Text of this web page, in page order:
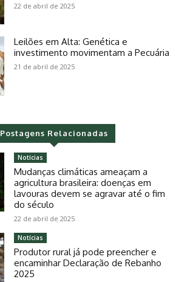
22 de abril de 2025
Leilões em Alta: Genética e
investimento movimentam a Pecuária
21 de abril de 2025
Postagens Relacionadas
Notícias
Mudanças climáticas ameaçam a
agricultura brasileira: doenças em
lavouras devem se agravar até o fim
do século
22 de abril de 2025
Notícias
Produtor rural já pode preencher e
encaminhar Declaração de Rebanho
2025